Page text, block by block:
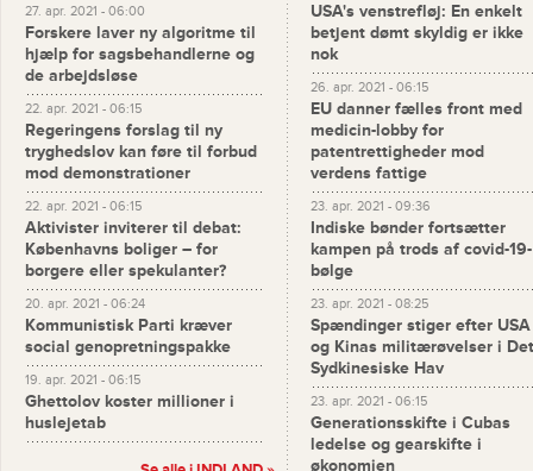
27. apr. 2021 - 06:00
Forskere laver ny algoritme til
hjælp for sagsbehandlerne og
de arbejdsløse
22. apr. 2021 - 06:15
Regeringens forslag til ny
tryghedslov kan føre til forbud
mod demonstrationer
22. apr. 2021 - 06:15
Aktivister inviterer til debat:
Københavns boliger – for
borgere eller spekulanter?
20. apr. 2021 - 06:24
Kommunistisk Parti kræver
social genopretningspakke
19. apr. 2021 - 06:15
Ghettolov koster millioner i
huslejetab
USA's venstrefløj: En enkelt
betjent dømt skyldig er ikke
nok
26. apr. 2021 - 06:15
EU danner fælles front med
medicin-lobby for
patentrettigheder mod
verdens fattige
23. apr. 2021 - 09:36
Indiske bønder fortsætter
kampen på trods af covid-19-
bølge
23. apr. 2021 - 08:25
Spændinger stiger efter USA
og Kinas militærøvelser i Det
Sydkinesiske Hav
23. apr. 2021 - 06:15
Generationsskifte i Cubas
ledelse og gearskifte i
økonomien